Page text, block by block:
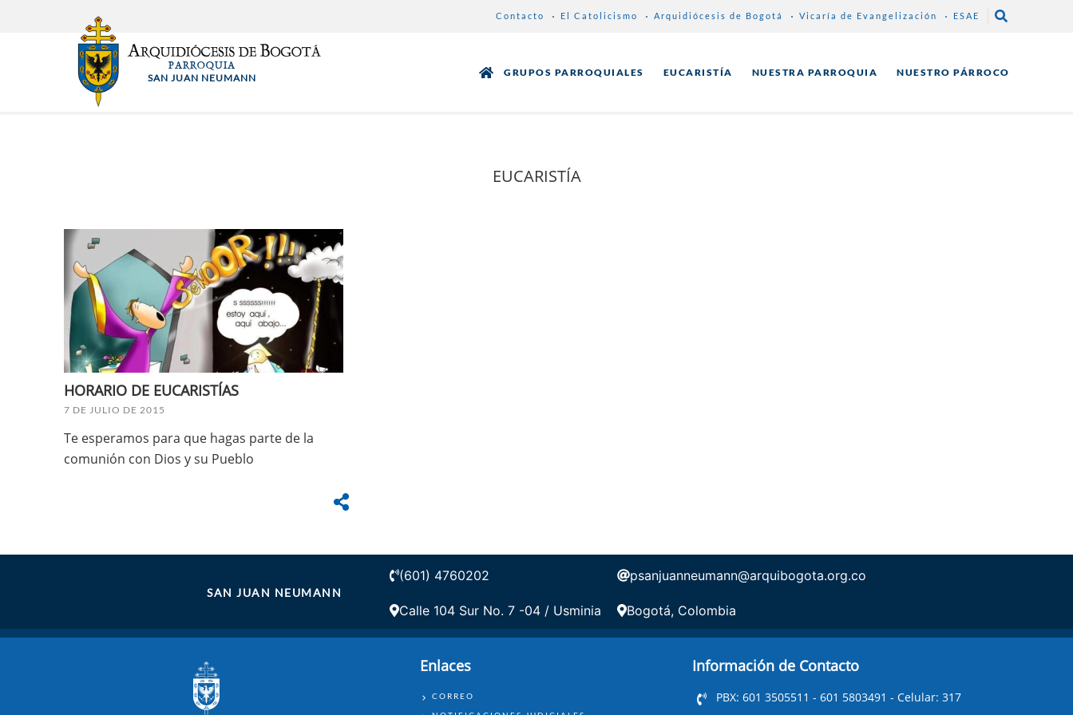
Contacto El Catolicismo Arquidiócesis de Bogotá Vicaría de Evangelización ESAE
PARROQUIA
SAN JUAN NEUMANN GRUPOS PARROQUIALES EUCARISTÍA NUESTRA PARROQUIA NUESTRO PÁRROCO
EUCARISTÍA
HORARIO DE EUCARISTÍAS
7 DE JULIO DE 2015
Te esperamos para que hagas parte de la
comunión con Dios y su Pueblo
SAN JUAN NEUMANN
(601) 4760202 psanjuanneumann@arquibogota.org.co
Calle 104 Sur No. 7 -04 / Usminia Bogotá, Colombia
Enlaces
ENLACES
CORREO
Información de Contacto
PBX: 601 3505511 - 601 5803491 - Celular: 317